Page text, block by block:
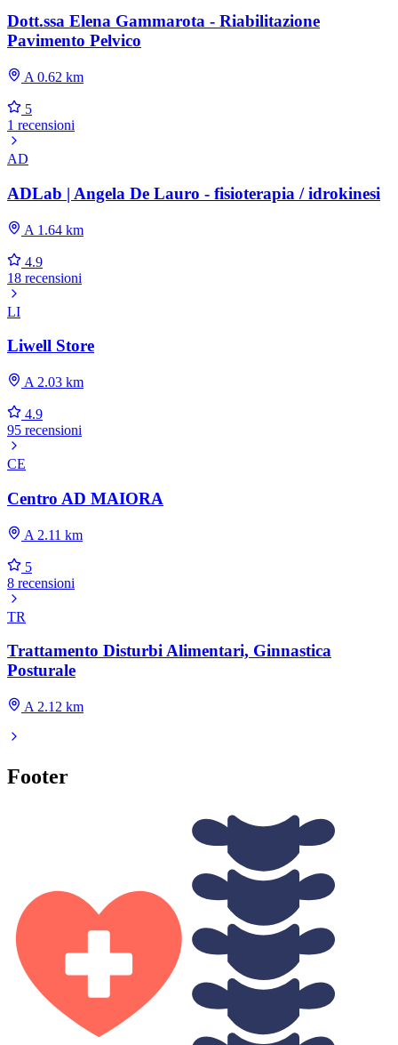
Dott.ssa Elena Gammarota - Riabilitazione
Pavimento Pelvico
A 0.62 km
5
1 recensioni
AD
ADLab | Angela De Lauro - fisioterapia / idrokinesi
A 1.64 km
4.9
18 recensioni
LI
Liwell Store
A 2.03 km
4.9
95 recensioni
CE
Centro AD MAIORA
A 2.11 km
5
8 recensioni
TR
Trattamento Disturbi Alimentari, Ginnastica
Posturale
A 2.12 km
Footer